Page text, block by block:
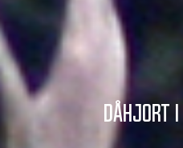
Dåhjort i